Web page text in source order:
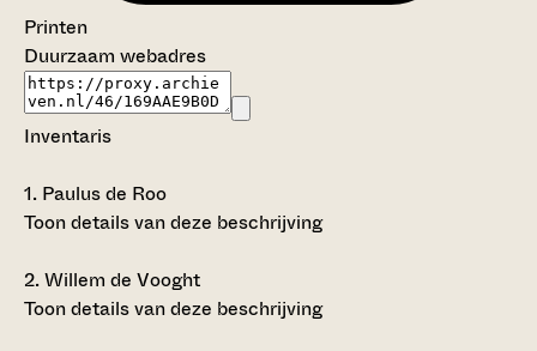
Printen
Duurzaam webadres
Inventaris
1. Paulus de Roo
Toon details van deze beschrijving
2.Willem de Vooght
Toon details van deze beschrijving